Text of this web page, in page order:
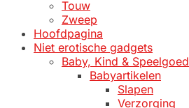
Touw
Zweep
Hoofdpagina
Niet erotische gadgets
Baby, Kind & Speelgoed
Babyartikelen
Slapen
Verzorging